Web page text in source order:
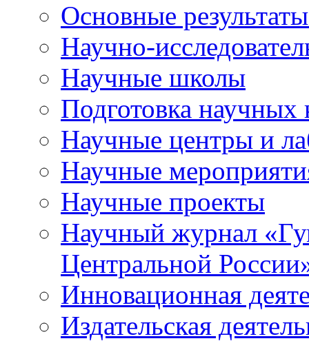
Основные
Научно-
Научные школы
Подготовка научных
Научные центры и
Научные
Научные проекты
Научный журнал «
Центральной
Инновационная
Издательская